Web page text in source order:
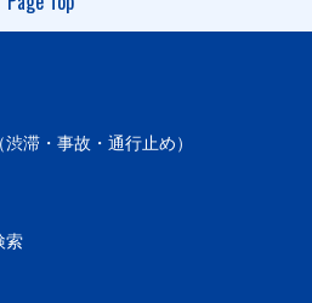
滞・事故・通行止め）
索